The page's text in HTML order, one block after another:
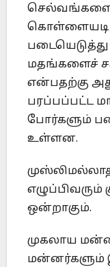
மதங்களைச்
என்பதற்கு
பரப்பப்பட்ட
போர்களும்
உள்ளன.
எழுப்பிவரும்
ஒன்றாகும்.
முகலாய
மன்னர்களும்